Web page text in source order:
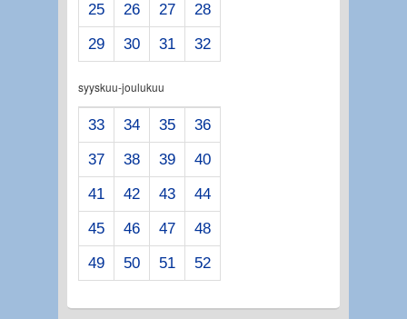
25
26 27
28
29
30 31 32
syyskuu-joulukuu
33 34 35
36
37
38 39
40
41
42 43
44
45
46 47
48
49
50 51 52